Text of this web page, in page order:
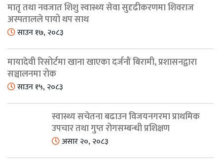
मातृ तथा नवजात शिशु स्वास्थ्य सेवा सुदृढीकरणमा शिवराज
अस्पतालले पायो थप साथ
साउन १७, २०८३
मायादेवी रिसोर्टमा खाना खाएका दर्जनौं बिरामी, प्रशासनद्वारा
सञ्चालनमा रोक
साउन १५, २०८३
स्वास्थ्य सचेतना बढाउन विजयनगरमा प्राथमिक
उपचार तथा गुप्त रोगसम्बन्धी प्रशिक्षण
असार २०, २०८३